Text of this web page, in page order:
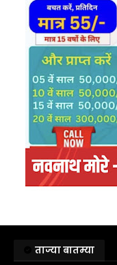
ताज्या बातम्या